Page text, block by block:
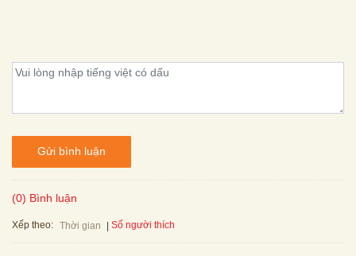
Gửi bình luận
(0) Bình luận
Xếp theo: Thời gian Số người thích